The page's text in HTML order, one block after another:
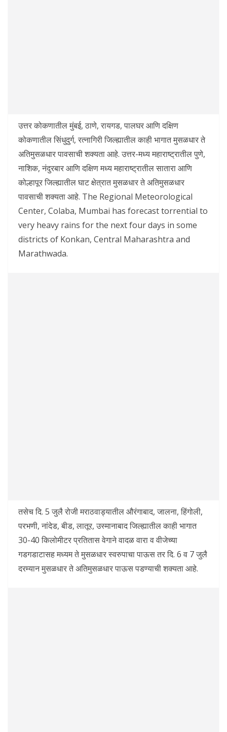
उत्तर कोकणातील मुंबई, ठाणे, रायगड, पालघर आणि दक्षिण
कोकणातील सिंधुदुर्ग, रत्नागिरी जिल्ह्यातील काही भागात मुसळधार ते
अतिमुसळधार पावसाची शक्यता आहे. उत्तर-मध्य महाराष्ट्रातील पुणे,
नाशिक, नंदुरबार आणि दक्षिण मध्य महाराष्ट्रातील सातारा आणि
कोल्हापूर जिल्ह्यातील घाट क्षेत्रात मुसळधार ते अतिमुसळधार
पावसाची शक्यता आहे. The Regional Meteorological
Center, Colaba, Mumbai has forecast torrential to
very heavy rains for the next four days in some
districts of Konkan, Central Maharashtra and
Marathwada.
तसेच दि. 5 जुलै रोजी मराठवाड्यातील औरंगाबाद, जालना, हिंगोली,
परभणी, नांदेड, बीड, लातूर, उस्मानाबाद जिल्ह्यातील काही भागात
30-40 किलोमीटर प्रतितास वेगाने वादळ वारा व वीजेच्या
गडगडाटासह मध्यम ते मुसळधार स्वरुपाचा पाऊस तर दि. 6 व 7 जुलै
दरम्यान मुसळधार ते अतिमुसळधार पाऊस पडण्याची शक्यता आहे.